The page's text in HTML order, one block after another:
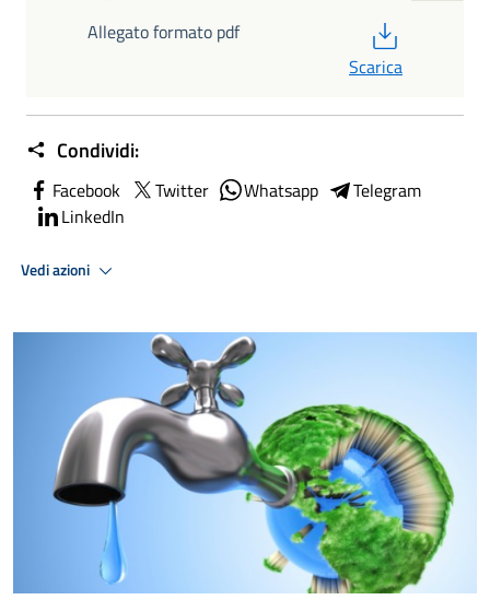
Allegato formato pdf
Scarica
Condividi:
Facebook Twitter Whatsapp
Telegram
LinkedIn
Vedi azioni